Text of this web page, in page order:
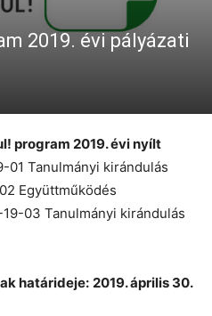
2019. évi pályázati
program 2019. évi nyílt
01 Tanulmányi kirándulás
Együttműködés
03 Tanulmányi kirándulás
határideje: 2019. április 30.